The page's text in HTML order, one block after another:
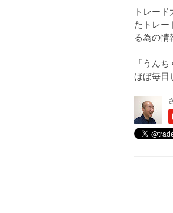
トレー
たトレー
る為の情
「うん
ほぼ毎日